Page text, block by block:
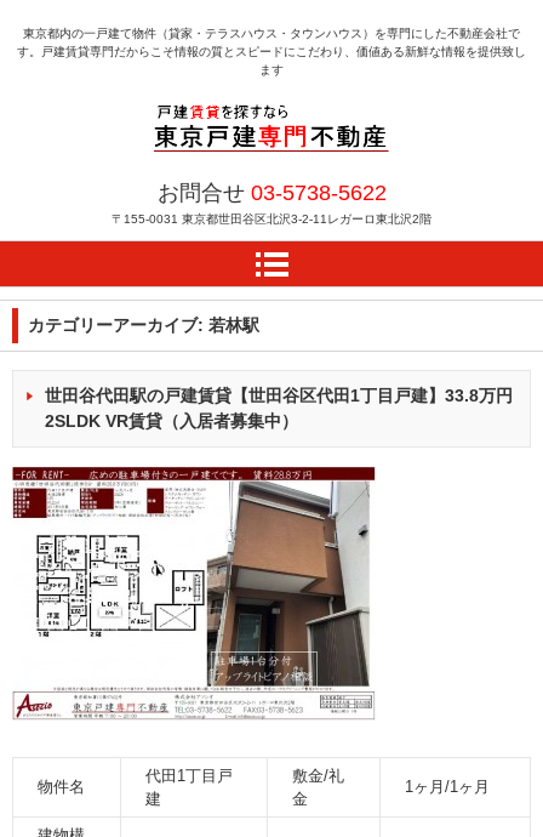
戸建賃貸を探すなら東京
戸建専門不動産
東京都内の一戸建て物件（貸家・テラスハウス・タウンハウス）を専門にした不動産会社で
す。戸建賃貸専門だからこそ情報の質とスピードにこだわり、価値ある新鮮な情報を提供致し
ます
お問合せ 03-5738-5622
〒155-0031 東京都世田谷区北沢3-2-11レガーロ東北沢2階
カテゴリーアーカイブ: 若林駅
世田谷代田駅の戸建賃貸【世田谷区代田1丁目戸建】33.8万円
2SLDK VR賃貸（入居者募集中）
物件名
代田1丁目戸
建
敷金/礼
金
1ヶ月/1ヶ月